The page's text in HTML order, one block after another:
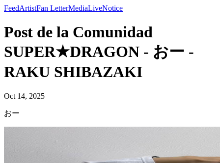
FeedArtistFan LetterMediaLiveNotice
Post de la Comunidad
SUPER★DRAGON - おー -
RAKU SHIBAZAKI
Oct 14, 2025
おー